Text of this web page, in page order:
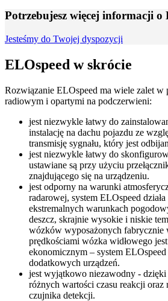
Potrzebujesz więcej informacji o
Jesteśmy do Twojej dyspozycji
ELOspeed w skrócie
Rozwiązanie ELOspeed ma wiele zalet w
radiowym i opartymi na podczerwieni:
jest niezwykle łatwy do
instalację na dachu pojazdu ze
transmisję sygnału, który jest
jest niezwykle łatwy do
ustawiane są przy użyciu
znajdującego się na urządzeniu.
jest odporny na warunki
radarowej, system ELOspeed
ekstremalnych warunkach
deszcz, skrajnie wysokie i niskie
wózków wyposażonych fabrycznie
prędkościami wózka widłowego
ekonomicznym – system
dodatkowych urządzeń.
jest wyjątkowo niezawodny -
różnych wartości czasu reakcji oraz
czujnika detekcji.